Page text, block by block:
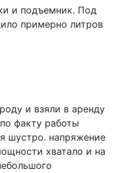
и подъемник. Под
примерно литров
и взяли в аренду
факту работы
шустро. напряжение
хватало и на